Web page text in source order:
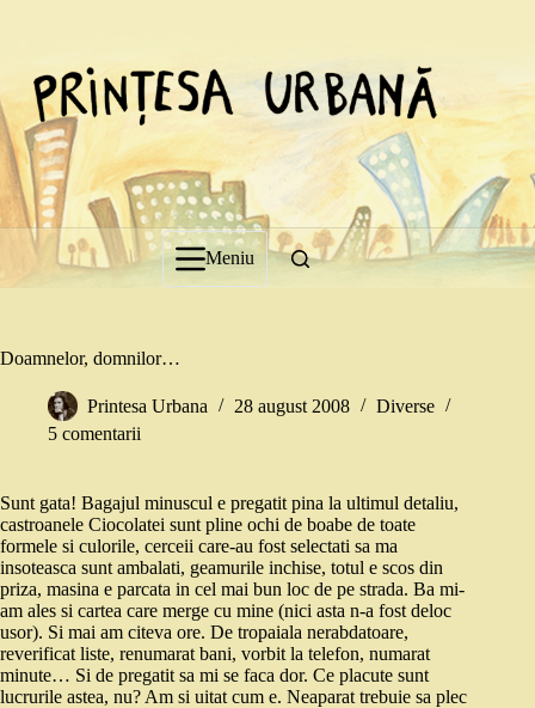
Meniu
Doamnelor, domnilor…
Printesa Urbana 28 august 2008
Diverse
5 comentarii
Sunt gata! Bagajul minuscul e pregatit pina la ultimul detaliu,
castroanele Ciocolatei sunt pline ochi de boabe de toate
formele si culorile, cerceii care-au fost selectati sa ma
insoteasca sunt ambalati, geamurile inchise, totul e scos din
priza, masina e parcata in cel mai bun loc de pe strada. Ba mi-
am ales si cartea care merge cu mine (nici asta n-a fost deloc
usor). Si mai am citeva ore. De tropaiala nerabdatoare,
reverificat liste, renumarat bani, vorbit la telefon, numarat
minute… Si de pregatit sa mi se faca dor. Ce placute sunt
lucrurile astea, nu? Am si uitat cum e. Neaparat trebuie sa plec